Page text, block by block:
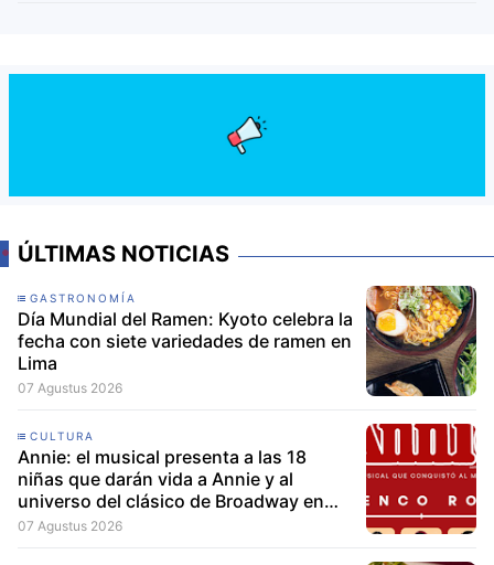
ÚLTIMAS NOTICIAS
GASTRONOMÍA
Día Mundial del Ramen: Kyoto celebra la
fecha con siete variedades de ramen en
Lima
07 Agustus 2026
CULTURA
Annie: el musical presenta a las 18
niñas que darán vida a Annie y al
universo del clásico de Broadway en
Lima
07 Agustus 2026